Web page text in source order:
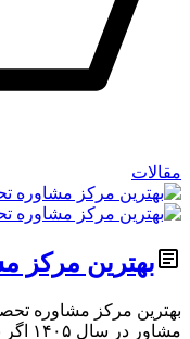
مقالات
بهترین مرکز
بهترین مرکز مشاوره